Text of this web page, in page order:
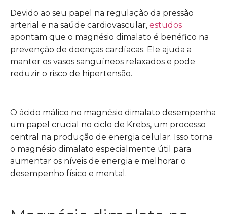
Devido ao seu papel na regulação da pressão
arterial e na saúde cardiovascular, estudos
apontam que o magnésio dimalato é benéfico na
prevenção de doenças cardíacas. Ele ajuda a
manter os vasos sanguíneos relaxados e pode
reduzir o risco de hipertensão.
O ácido málico no magnésio dimalato desempenha
um papel crucial no ciclo de Krebs, um processo
central na produção de energia celular. Isso torna
o magnésio dimalato especialmente útil para
aumentar os níveis de energia e melhorar o
desempenho físico e mental.